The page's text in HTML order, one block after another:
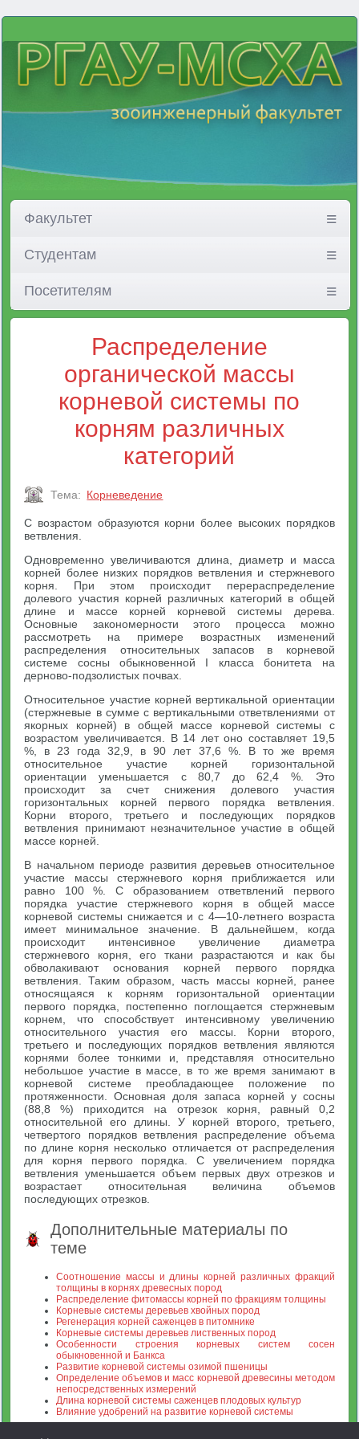
Факультет
Студентам
Посетителям
Распределение
органической массы
корневой системы по
корням различных
категорий
Тема: Корневедение
С возрастом образуются корни более высоких порядков
ветвления.
Одновременно увеличиваются длина, диаметр и масса
корней более низких порядков ветвления и стержневого
корня. При этом происходит перераспределение
долевого участия корней различных категорий в общей
длине и массе корней корневой системы дерева.
Основные закономерности этого процесса можно
рассмотреть на примере возрастных изменений
распределения относительных запасов в корневой
системе сосны обыкновенной I класса бонитета на
дерново-подзолистых почвах.
Относительное участие корней вертикальной ориентации
(стержневые в сумме с вертикальными ответвлениями от
якорных корней) в общей массе корневой системы с
возрастом увеличивается. В 14 лет оно составляет 19,5
%, в 23 года 32,9, в 90 лет 37,6 %. В то же время
относительное участие корней горизонтальной
ориентации уменьшается с 80,7 до 62,4 %. Это
происходит за счет снижения долевого участия
горизонтальных корней первого порядка ветвления.
Корни второго, третьего и последующих порядков
ветвления принимают незначительное участие в общей
массе корней.
В начальном периоде развития деревьев относительное
участие массы стержневого корня приближается или
равно 100 %. С образованием ответвлений первого
порядка участие стержневого корня в общей массе
корневой системы снижается и с 4—10-летнего возраста
имеет минимальное значение. В дальнейшем, когда
происходит интенсивное увеличение диаметра
стержневого корня, его ткани разрастаются и как бы
обволакивают основания корней первого порядка
ветвления. Таким образом, часть массы корней, ранее
относящаяся к корням горизонтальной ориентации
первого порядка, постепенно поглощается стержневым
корнем, что способствует интенсивному увеличению
относительного участия его массы. Корни второго,
третьего и последующих порядков ветвления являются
корнями более тонкими и, представляя относительно
небольшое участие в массе, в то же время занимают в
корневой системе преобладающее положение по
протяженности. Основная доля запаса корней у сосны
(88,8 %) приходится на отрезок корня, равный 0,2
относительной его длины. У корней второго, третьего,
четвертого порядков ветвления распределение объема
по длине корня несколько отличается от распределения
для корня первого порядка. С увеличением порядка
ветвления уменьшается объем первых двух отрезков и
возрастает относительная величина объемов
последующих отрезков.
Дополнительные материалы по
теме
Соотношение массы и длины корней различных фракций
толщины в корнях древесных пород
Распределение фитомассы корней по фракциям толщины
Корневые системы деревьев хвойных пород
Регенерация корней саженцев в питомнике
Корневые системы деревьев лиственных пород
Особенности строения корневых систем сосен
обыкновенной и Банкса
Развитие корневой системы озимой пшеницы
Определение объемов и масс корневой древесины методом
непосредственных измерений
Длина корневой системы саженцев плодовых культур
Влияние удобрений на развитие корневой системы